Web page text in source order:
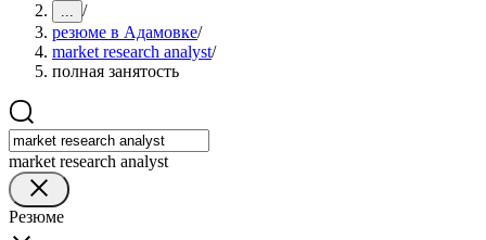
... /
резюме в Адамовке/
market research analyst/
полная занятость
market research analyst
Резюме